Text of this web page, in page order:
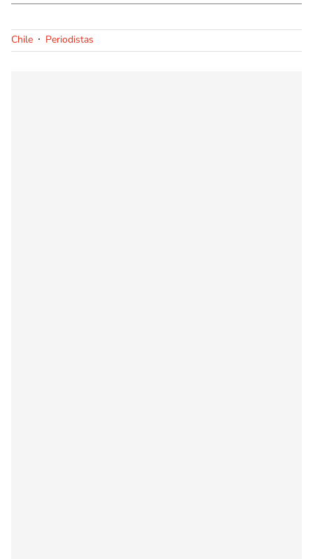
Chile Periodistas